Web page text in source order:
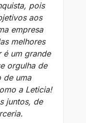
pois
aos
empresa
melhores
é um grande
orgulha de
de uma
a Leticia!
juntos, de